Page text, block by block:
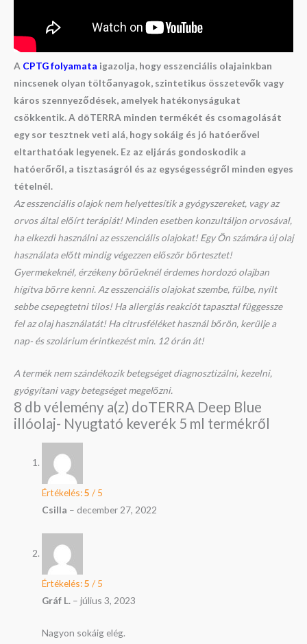
A CPTG folyamata igazolja, hogy esszenciális olajainkban
nincsenek olyan töltőanyagok, szintetikus összetevők vagy
káros szennyeződések, amelyek hatékonyságukat
csökkentik. A dōTERRA minden termékét és csomagolását
egy sor tesztnek veti alá, hogy sokáig és jó hatóerővel
eltarthatóak legyenek. Ez az eljárás gondoskodik a
hatóerőről, a tisztaságról és az egységességről minden egyes
tételnél.
Az esszenciális olajok nem helyettesítik a gyógyszereket, vagy az
orvos által előírt terápiát! Minden esetben konzultáljon orvosával,
ha elkezdi használni az esszenciális olajokat! Egy Ön számára új olaj
használata előtt mindig végezzen először bőrtesztet!
Gyermekeknél, érzékeny bőrűeknél érdemes hordozó olajban
hígítva bőrre kenni. Az esszenciális olajokat szembe, fülbe, nyílt
sebbe csepegtetni tilos! Ha allergiás reakciót tapasztal függessze
fel az olaj használatát! Ha citrusféléket használ bőrön, kerülje a
nap- és szolárium érintkezést min. 12 órán át!
A termék nem szándékozik betegséget diagnosztizálni, kezelni,
gyógyítani vagy betegséget megelőzni.
8 db vélemény a(z) doTERRA Deep Blue
illóolaj- Nyugtató keverék 5 ml termékről
Értékelés:5 / 5
Csilla – december 27, 2022
Értékelés:5 / 5
Gráf L. – július 3, 2023
Nagyon sokáig elég.